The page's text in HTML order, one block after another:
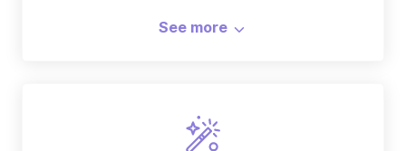
See more